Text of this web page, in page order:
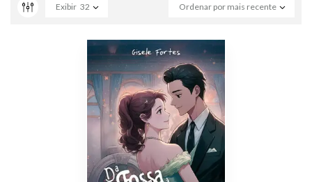
Ordenar por mais recente
Exibir 32